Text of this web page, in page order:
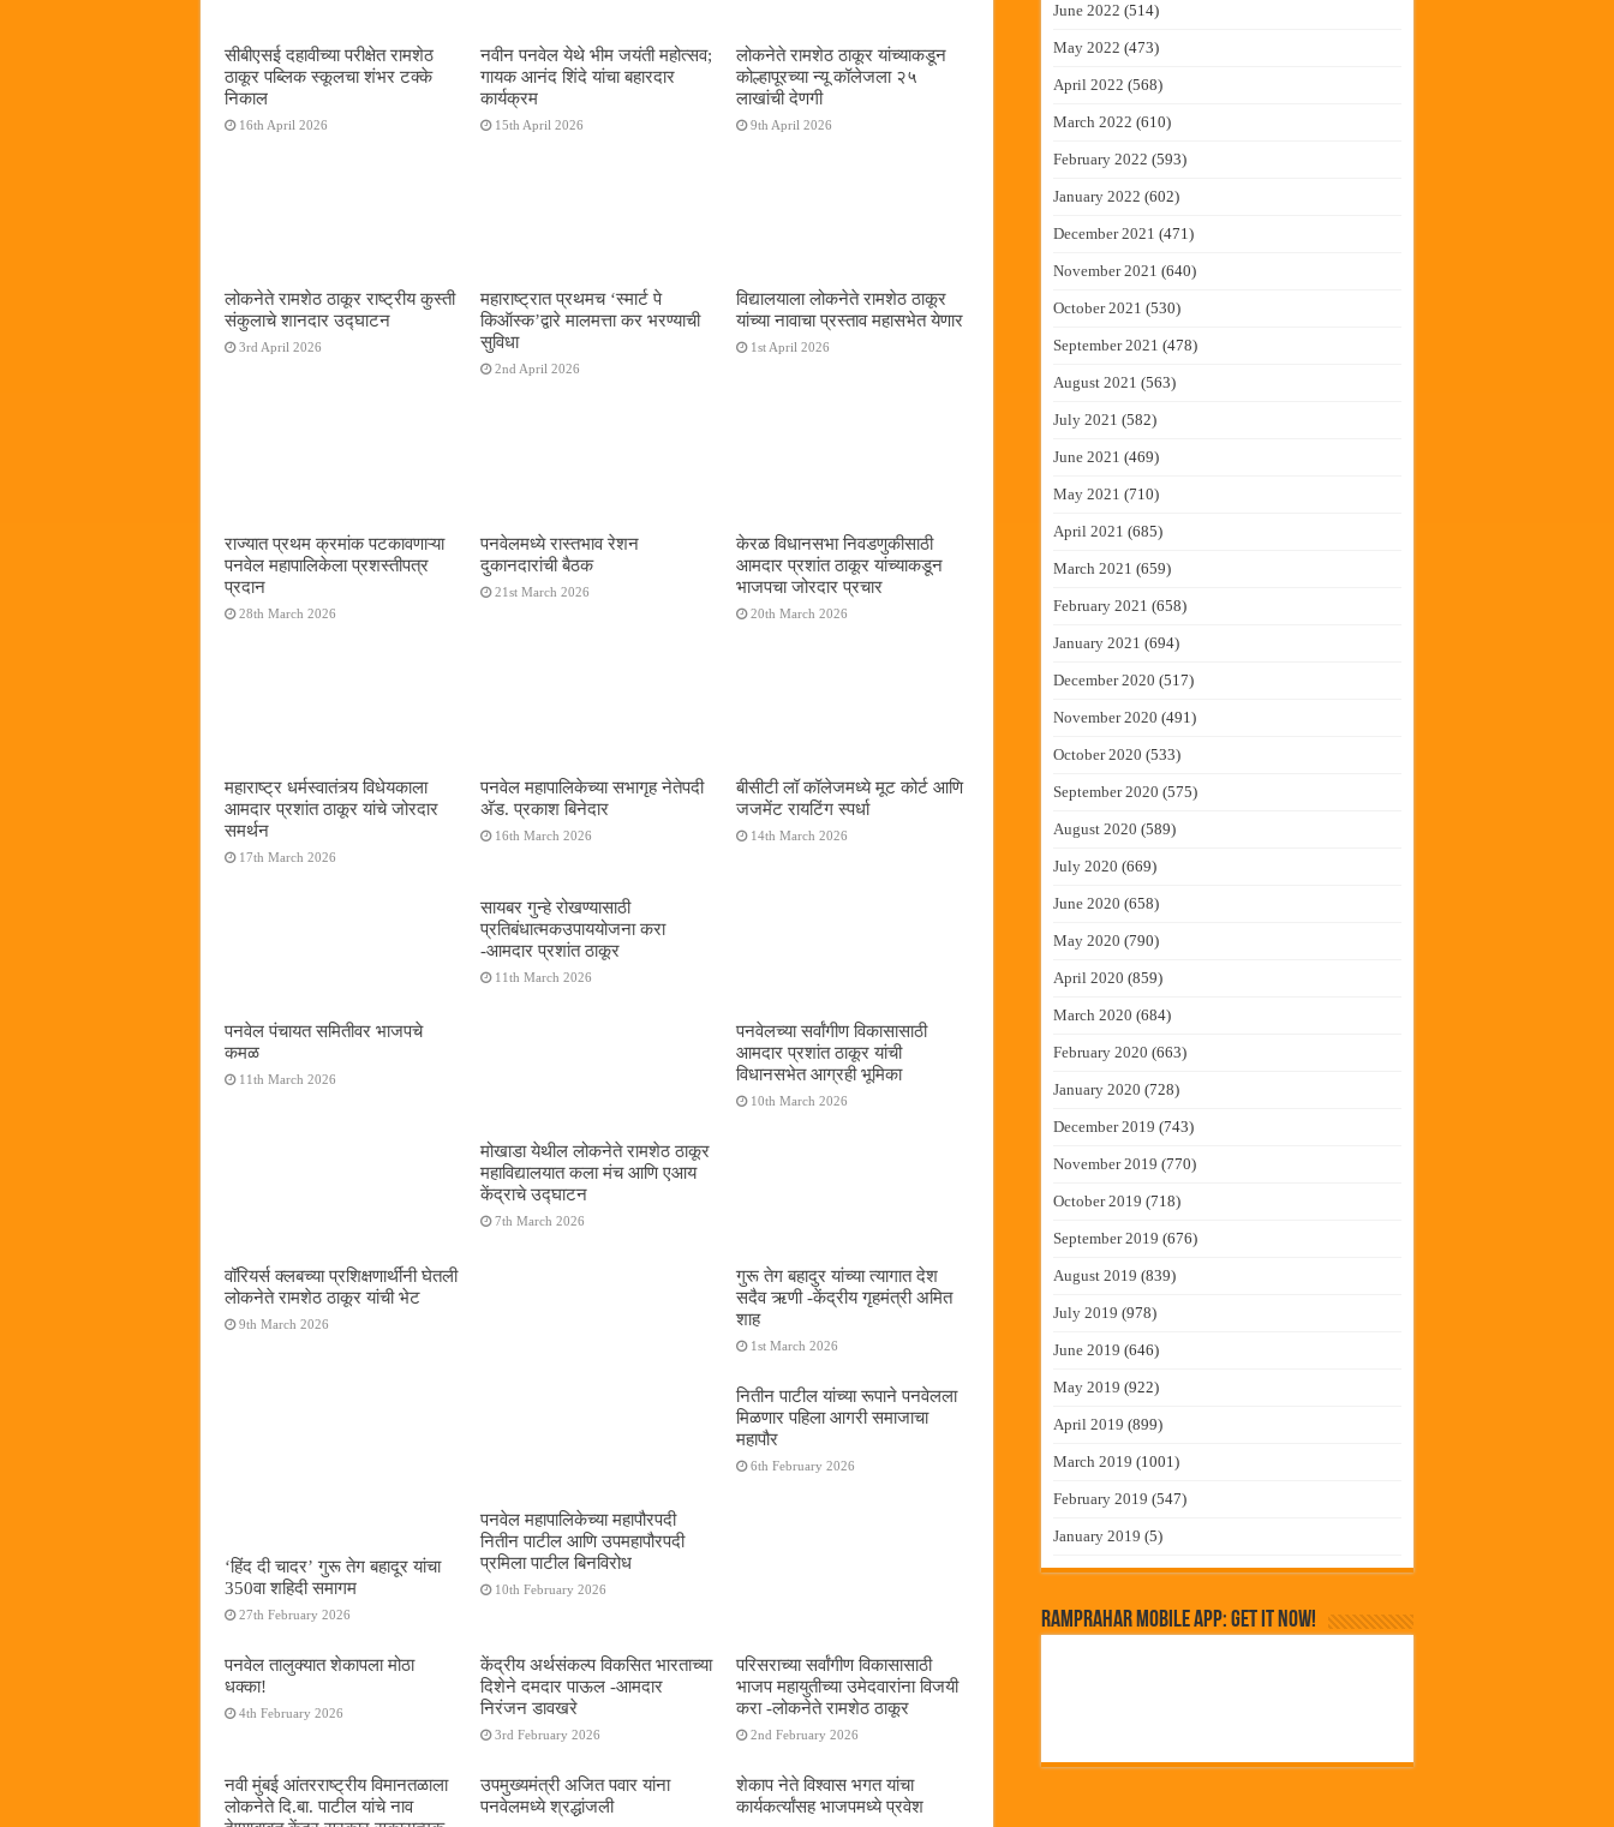
सीबीएसई दहावीच्या परीक्षेत रामशेठ
ठाकूर पब्लिक स्कूलचा शंभर टक्के
निकाल
16th April 2026
नवीन पनवेल येथे भीम जयंती महोत्सव;
गायक आनंद शिंदे यांचा बहारदार
कार्यक्रम
15th April 2026
लोकनेते रामशेठ ठाकूर यांच्याकडून
कोल्हापूरच्या न्यू कॉलेजला २५
लाखांची देणगी
9th April 2026
लोकनेते रामशेठ ठाकूर राष्ट्रीय कुस्ती
संकुलाचे शानदार उद्घाटन
3rd April 2026
महाराष्ट्रात प्रथमच ‌‘स्मार्ट पे
किऑस्क‌’द्वारे मालमत्ता कर भरण्याची
सुविधा
2nd April 2026
विद्यालयाला लोकनेते रामशेठ ठाकूर
यांच्या नावाचा प्रस्ताव महासभेत येणार
1st April 2026
राज्यात प्रथम क्रमांक पटकावणाऱ्या
पनवेल महापालिकेला प्रशस्तीपत्र
प्रदान
28th March 2026
पनवेलमध्ये रास्तभाव रेशन
दुकानदारांची बैठक
21st March 2026
केरळ विधानसभा निवडणुकीसाठी
आमदार प्रशांत ठाकूर यांच्याकडून
भाजपचा जोरदार प्रचार
20th March 2026
महाराष्ट्र धर्मस्वातंत्र्य विधेयकाला
आमदार प्रशांत ठाकूर यांचे जोरदार
समर्थन
17th March 2026
पनवेल महापालिकेच्या सभागृह नेतेपदी
अ‍ॅड. प्रकाश बिनेदार
16th March 2026
बीसीटी लॉ कॉलेजमध्ये मूट कोर्ट आणि
जजमेंट रायटिंग स्पर्धा
14th March 2026
पनवेल पंचायत समितीवर भाजपचे
कमळ
11th March 2026
सायबर गुन्हे रोखण्यासाठी
प्रतिबंधात्मकउपाययोजना करा
-आमदार प्रशांत ठाकूर
11th March 2026
पनवेलच्या सर्वांगीण विकासासाठी
आमदार प्रशांत ठाकूर यांची
विधानसभेत आग्रही भूमिका
10th March 2026
वॉरियर्स क्लबच्या प्रशिक्षणार्थींनी घेतली
लोकनेते रामशेठ ठाकूर यांची भेट
9th March 2026
मोखाडा येथील लोकनेते रामशेठ ठाकूर
महाविद्यालयात कला मंच आणि एआय
केंद्राचे उद्घाटन
7th March 2026
गुरू तेग बहादुर यांच्या त्यागात देश
सदैव ऋणी -केंद्रीय गृहमंत्री अमित
शाह
1st March 2026
‘हिंद दी चादर’ गुरू तेग बहादूर यांचा
350वा शहिदी समागम
27th February 2026
पनवेल महापालिकेच्या महापौरपदी
नितीन पाटील आणि उपमहापौरपदी
प्रमिला पाटील बिनविरोध
10th February 2026
नितीन पाटील यांच्या रूपाने पनवेलला
मिळणार पहिला आगरी समाजाचा
महापौर
6th February 2026
पनवेल तालुक्यात शेकापला मोठा
धक्का!
4th February 2026
केंद्रीय अर्थसंकल्प विकसित भारताच्या
दिशेने दमदार पाऊल -आमदार
निरंजन डावखरे
3rd February 2026
परिसराच्या सर्वांगीण विकासासाठी
भाजप महायुतीच्या उमेदवारांना विजयी
करा -लोकनेते रामशेठ ठाकूर
2nd February 2026
नवी मुंबई आंतरराष्ट्रीय विमानतळाला
लोकनेते दि.बा. पाटील यांचे नाव
उपमुख्यमंत्री अजित पवार यांना
पनवेलमध्ये श्रद्धांजली
शेकाप नेते विश्वास भगत यांचा
कार्यकर्त्यांसह भाजपमध्ये प्रवेश
June 2022 (514)
May 2022 (473)
April 2022 (568)
March 2022 (610)
February 2022 (593)
January 2022 (602)
December 2021 (471)
November 2021 (640)
October 2021 (530)
September 2021 (478)
August 2021 (563)
July 2021 (582)
June 2021 (469)
May 2021 (710)
April 2021 (685)
March 2021 (659)
February 2021 (658)
January 2021 (694)
December 2020 (517)
November 2020 (491)
October 2020 (533)
September 2020 (575)
August 2020 (589)
July 2020 (669)
June 2020 (658)
May 2020 (790)
April 2020 (859)
March 2020 (684)
February 2020 (663)
January 2020 (728)
December 2019 (743)
November 2019 (770)
October 2019 (718)
September 2019 (676)
August 2019 (839)
July 2019 (978)
June 2019 (646)
May 2019 (922)
April 2019 (899)
March 2019 (1001)
February 2019 (547)
January 2019 (5)
RamPrahar Mobile App: Get it Now!